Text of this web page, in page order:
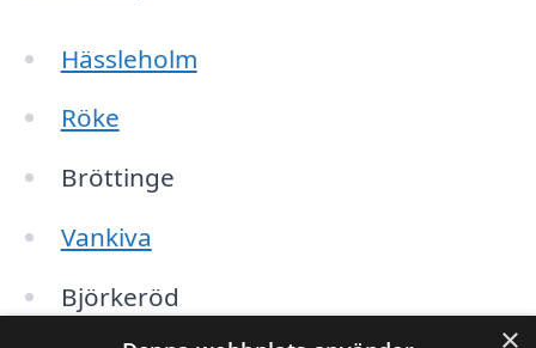
Hässleholm
Röke
Bröttinge
Vankiva
Björkeröd
×